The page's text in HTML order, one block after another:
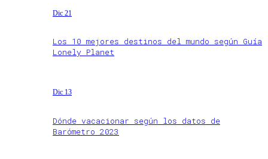
Dic 21
Los 10 mejores destinos del mundo según Guía
Lonely Planet
Dic 13
Dónde vacacionar según los datos de
Barómetro 2023